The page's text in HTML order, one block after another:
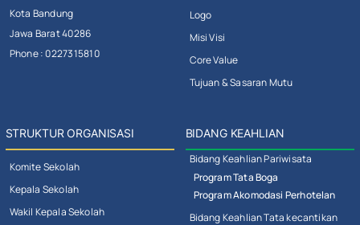
Kota Bandung
Jawa Barat 40286
Phone : 0227315810
Logo
Misi Visi
Core Value
Tujuan & Sasaran Mutu
STRUKTUR ORGANISASI
Komite Sekolah
Kepala Sekolah
Wakil Kepala Sekolah
BIDANG KEAHLIAN
Bidang Keahlian Pariwisata
Program Tata Boga
Program Akomodasi Perhotelan
Bidang Keahlian Tata kecantikan